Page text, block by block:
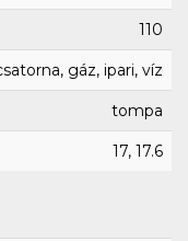
110
gáz, ipari, víz
tompa
17, 17.6